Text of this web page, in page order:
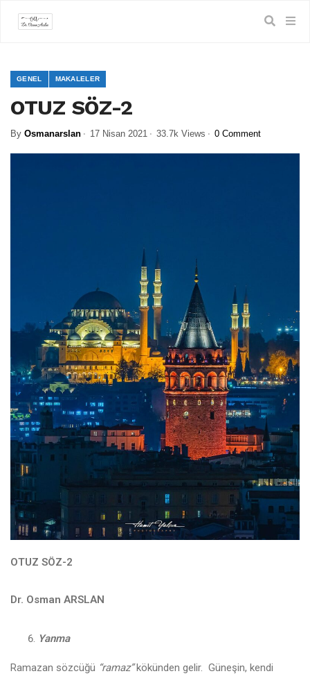
GENEL MAKALELER
OTUZ SÖZ-2
By Osmanarslan 17 Nisan 2021 33.7k Views 0 Comment
OTUZ SÖZ-2
Dr. Osman ARSLAN
Yanma
Ramazan sözcüğü “ramaz”kökünden gelir. Güneşin, kendi